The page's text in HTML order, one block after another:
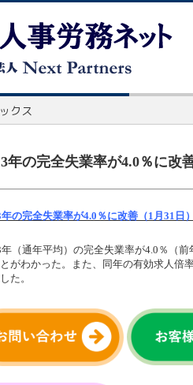
年の完全失業率が4.0％に改
の完全失業率が4.0％に改善（1月31日）
（通年平均）の完全失業率が4.0％（
がわかった。また、同年の有効求人倍
た。